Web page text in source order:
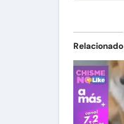
Relacionado